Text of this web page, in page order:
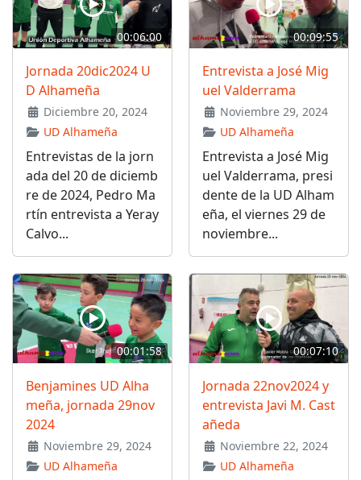
00:06:00
Jornada 20dic2024 U
D Alhameña
Diciembre 20, 2024
UD Alhameña
Entrevistas de la jorn
ada del 20 de diciemb
re de 2024, Pedro Ma
rtín entrevista a Yeray
Calvo...
00:09:55
Entrevista a José Mig
uel Valderrama
Noviembre 29, 2024
UD Alhameña
Entrevista a José Mig
uel Valderrama, presi
dente de la UD Alham
eña, el viernes 29 de
noviembre...
00:01:58
Benjamines UD Alha
meña, jornada 29nov
2024
Noviembre 29, 2024
UD Alhameña
00:07:10
Jornada 22nov2024 y
entrevista Javi M. Cast
añeda
Noviembre 22, 2024
UD Alhameña